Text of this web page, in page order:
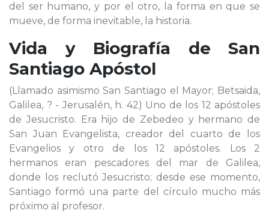
del ser humano, y por el otro, la forma en que se
mueve, de forma inevitable, la historia.
Vida y Biografía de San
Santiago Apóstol
(Llamado asimismo San Santiago el Mayor; Betsaida,
Galilea, ? - Jerusalén, h. 42) Uno de los 12 apóstoles
de Jesucristo. Era hijo de Zebedeo y hermano de
San Juan Evangelista, creador del cuarto de los
Evangelios y otro de los 12 apóstoles. Los 2
hermanos eran pescadores del mar de Galilea,
donde los reclutó Jesucristo; desde ese momento,
Santiago formó una parte del círculo mucho más
próximo al profesor.